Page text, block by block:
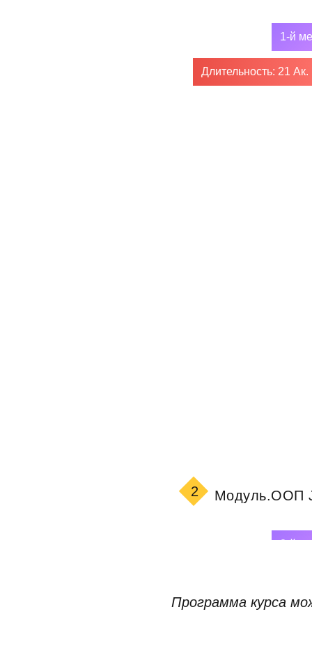
1-й
Длительность: 21 Ак.
2 Модуль.ООП
2-й
Программа курса